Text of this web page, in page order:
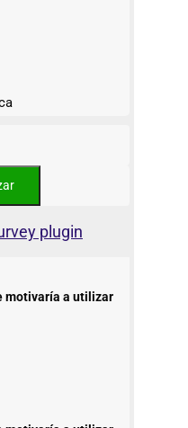
plugin
motivaría a utilizar